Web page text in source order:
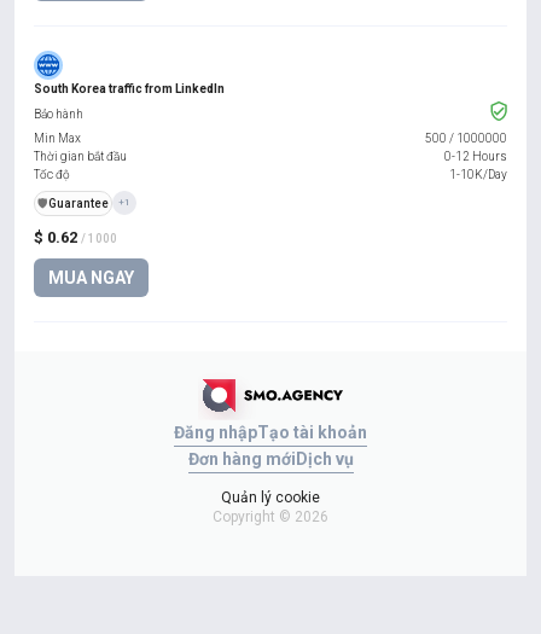
South Korea traffic from LinkedIn
$ 0.62 / 1000
MUA NGAY
Bảo hành
Min Max
500 / 1000000
Thời gian bắt đầu
0-12 Hours
Tốc độ
1-10K/Day
️🛡️Guarantee +1
Đăng nhậpTạo tài khoản
Đơn hàng mới Dịch vụ
Quản lý cookie
Copyright © 2026